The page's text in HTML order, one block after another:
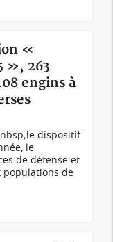
«
», 263
engins à
dispositif
le
de défense et
populations de